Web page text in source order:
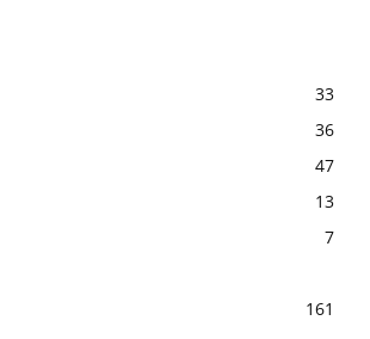
33
36
47
13
7
161